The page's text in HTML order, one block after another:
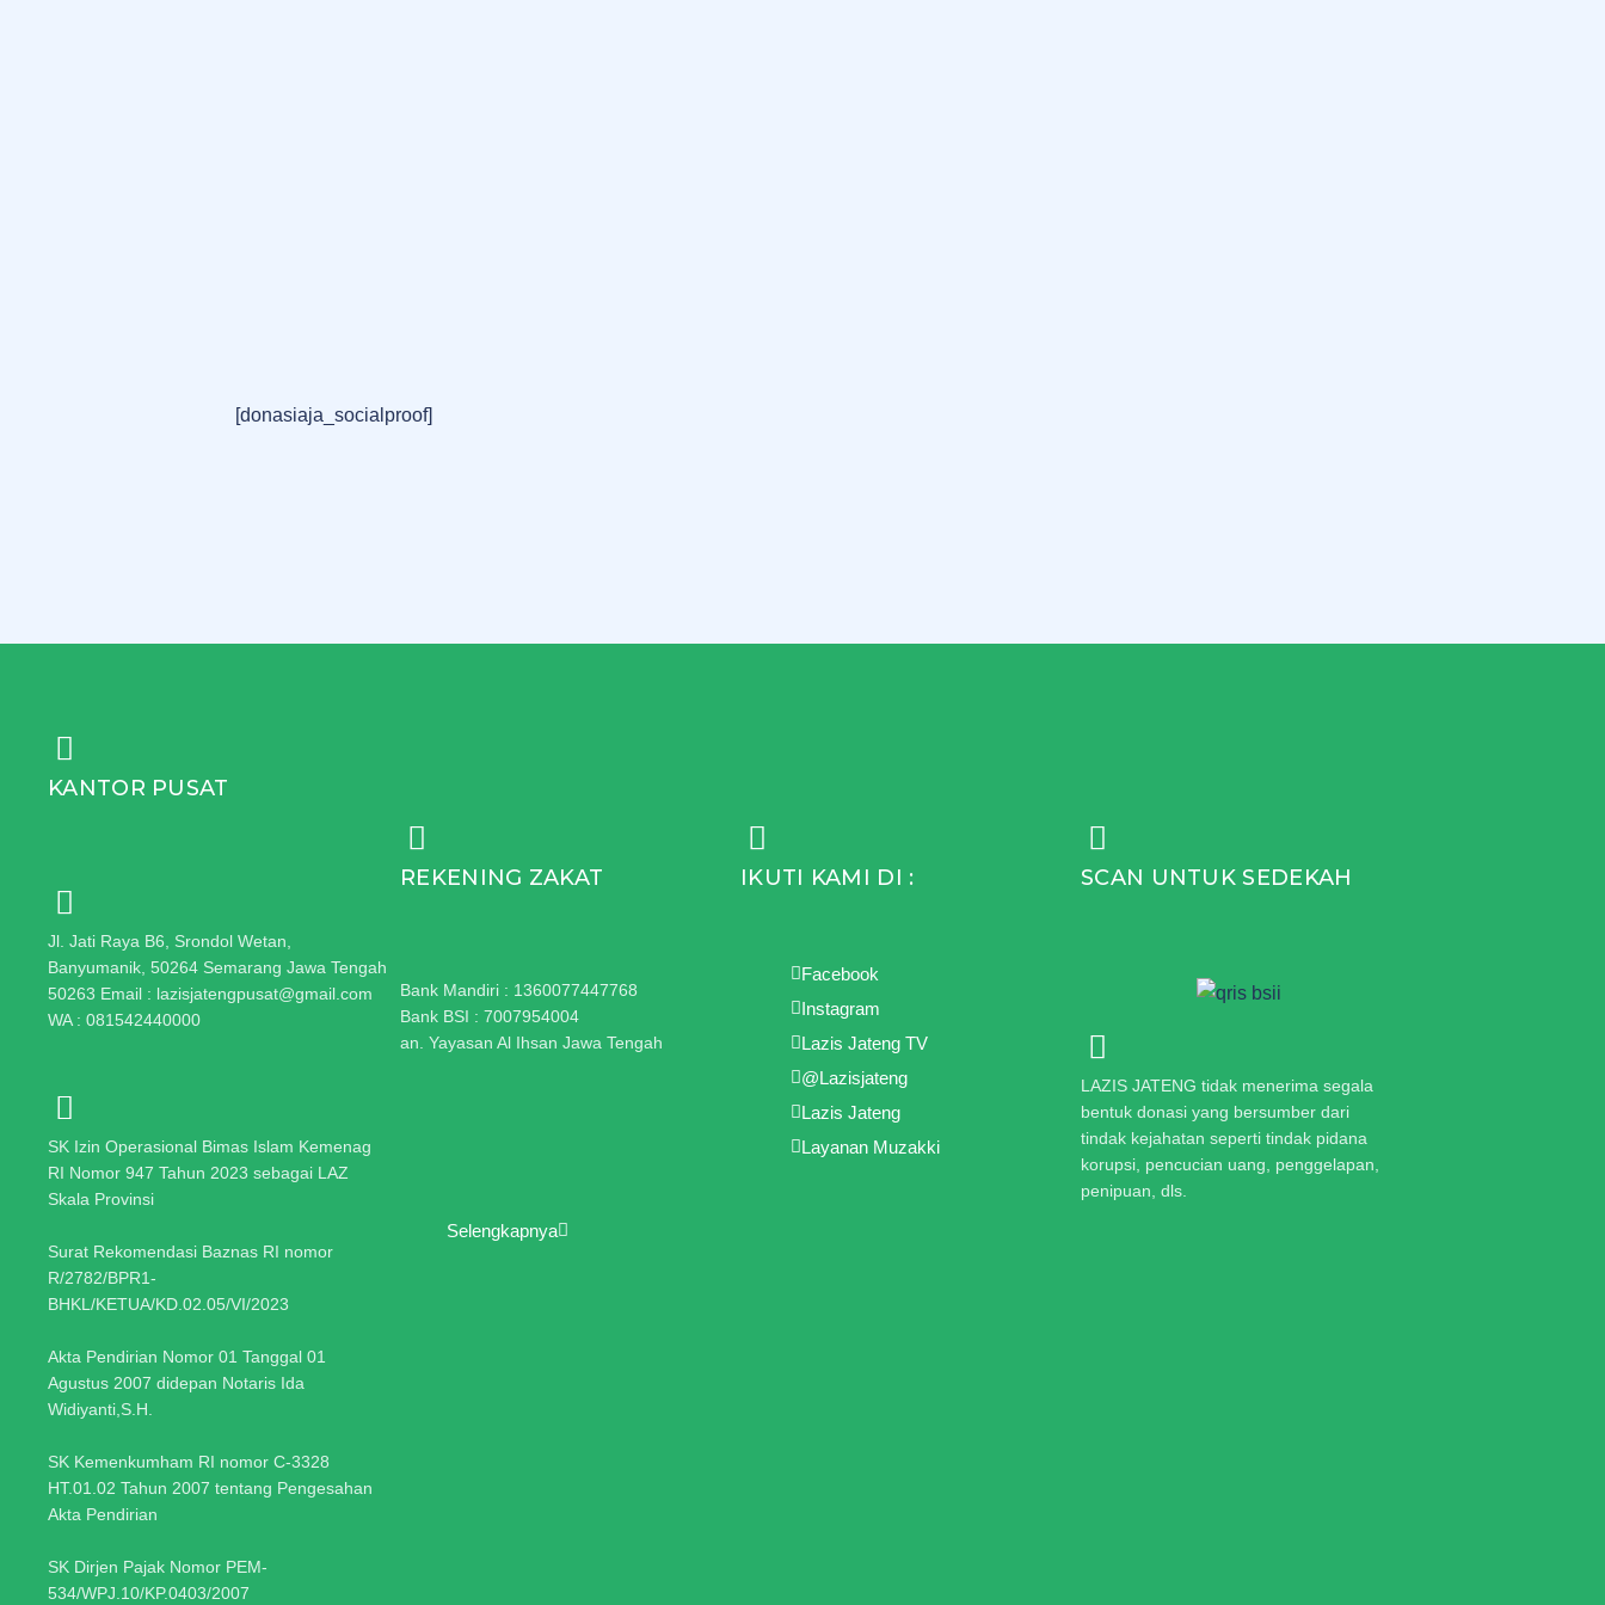
[donasiaja_socialproof]
KANTOR PUSAT
Jl. Jati Raya B6, Srondol Wetan,
Banyumanik, 50264 Semarang Jawa Tengah
50263 Email : lazisjatengpusat@gmail.com
WA : 081542440000
SK Izin Operasional Bimas Islam Kemenag
RI Nomor 947 Tahun 2023 sebagai LAZ
Skala Provinsi
Surat Rekomendasi Baznas RI nomor
R/2782/BPR1-
BHKL/KETUA/KD.02.05/VI/2023
Akta Pendirian Nomor 01 Tanggal 01
Agustus 2007 didepan Notaris Ida
Widiyanti,S.H.
SK Kemenkumham RI nomor C-3328
HT.01.02 Tahun 2007 tentang Pengesahan
Akta Pendirian
SK Dirjen Pajak Nomor PEM-
534/WPJ.10/KP.0403/2007
REKENING ZAKAT
Bank Mandiri : 1360077447768
Bank BSI : 7007954004
an. Yayasan Al Ihsan Jawa Tengah
Selengkapnya
IKUTI KAMI DI :
Facebook
Instagram
Lazis Jateng TV
@Lazisjateng
Lazis Jateng
Layanan Muzakki
SCAN UNTUK SEDEKAH
LAZIS JATENG tidak menerima segala
bentuk donasi yang bersumber dari
tindak kejahatan seperti tindak pidana
korupsi, pencucian uang, penggelapan,
penipuan, dls.